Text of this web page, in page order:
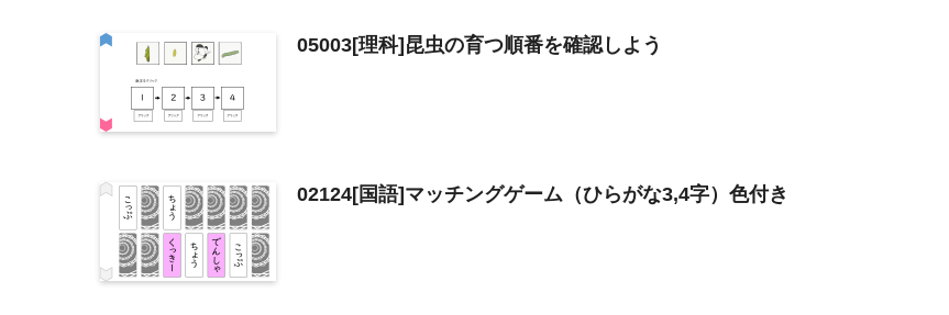
05003[理科]昆虫の育つ順番を確認しよう
02124[国語]マッチングゲーム（ひらがな3,4字）色付き